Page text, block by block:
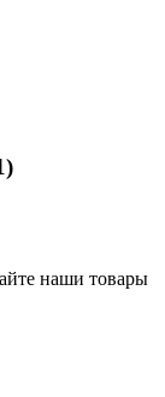
наши товары